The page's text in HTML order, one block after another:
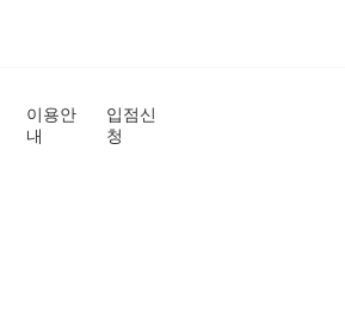
이용안
내
입점신
청